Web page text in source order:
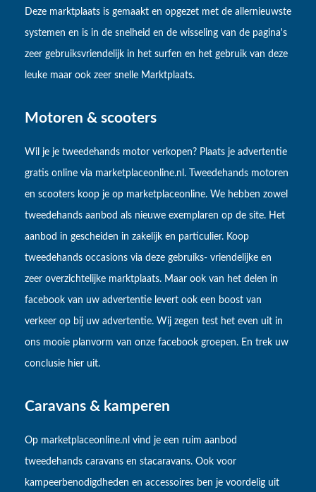
Deze marktplaats is gemaakt en opgezet met de allernieuwste
systemen en is in de snelheid en de wisseling van de pagina's
zeer gebruiksvriendelijk in het surfen en het gebruik van deze
leuke maar ook zeer snelle Marktplaats.
Motoren & scooters
Wil je je tweedehands motor verkopen? Plaats je advertentie
gratis online via marketplaceonline.nl. Tweedehands motoren
en scooters koop je op marketplaceonline. We hebben zowel
tweedehands aanbod als nieuwe exemplaren op de site. Het
aanbod in gescheiden in zakelijk en particulier. Koop
tweedehands occasions via deze gebruiks- vriendelijke en
zeer overzichtelijke marktplaats. Maar ook van het delen in
facebook van uw advertentie levert ook een boost van
verkeer op bij uw advertentie. Wij zegen test het even uit in
ons mooie planvorm van onze facebook groepen. En trek uw
conclusie hier uit.
Caravans & kamperen
Op marketplaceonline.nl vind je een ruim aanbod
tweedehands caravans en stacaravans. Ook voor
kampeerbenodigdheden en accessoires ben je voordelig uit